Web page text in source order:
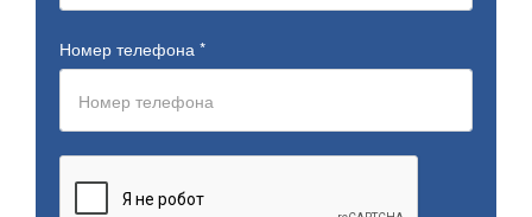
Номер телефона *